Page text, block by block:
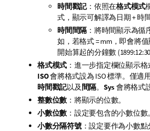
時間戳記：依照在格式模式
式，顯示可解譯為日期 + 時
時間間隔 ：將時間顯示為循
如，若格式 = mm，即會將
開始算起的分鐘數
格式模式 ：進一步指定欄位顯示格
ISO會將格式設為 ISO 標準。僅適
時間戳記以及 間隔。 Sys會將格式
整數位數 ：將顯示的位數。
小數位數 ：設定要包含的小數位數。
小數分隔符號：設定要作為小數